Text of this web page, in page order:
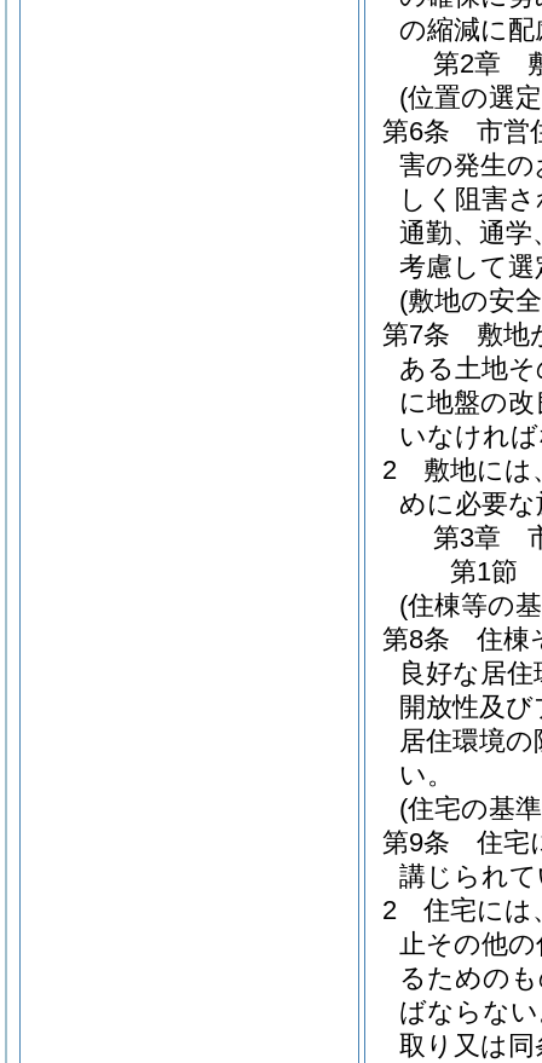
の縮減に
第2章
(位置の選
第6条
市営
害の発生
しく阻害
通勤、通学
考慮して
(敷地の安
第7条
敷地
ある土地
に地盤の
いなけれ
2
敷地には
めに必要
第3章
第1節
(住棟等の
第8条
住棟
良好な居
開放性及
居住環境
い。
(住宅の基
第9条
住宅
講じられ
2
住宅には
止その他
るための
ばならな
取り又は